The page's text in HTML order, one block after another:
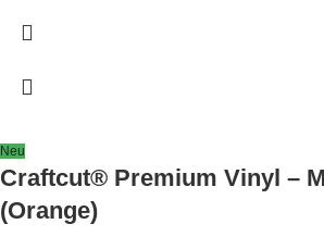
Neu
Craftcut® Premium Vinyl –
(Orange)